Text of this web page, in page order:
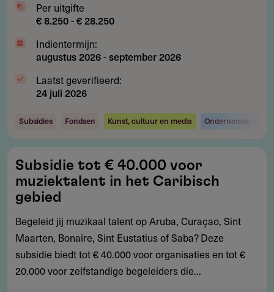
Per uitgifte
€ 8.250 - € 28.250
Indientermijn:
augustus 2026-september 2026
Laatst geverifieerd:
24 juli 2026
Subsidies Fondsen Kunst, cultuur en media Ondernemen en
tot
€
40.000
voor
muziektalent
in
het
Subsidie tot € 40.000 voor
muziektalent in het Caribisch
gebied
Begeleid jij muzikaal talent op Aruba, Curaçao, Sint
Maarten, Bonaire, Sint Eustatius of Saba? Deze
subsidie biedt tot € 40.000 voor organisaties en tot €
20.000 voor zelfstandige begeleiders die...